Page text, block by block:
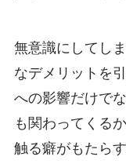
無意識にしてし
なデメリットを
への影響だけで
も関わってくる
触る癖がもたら